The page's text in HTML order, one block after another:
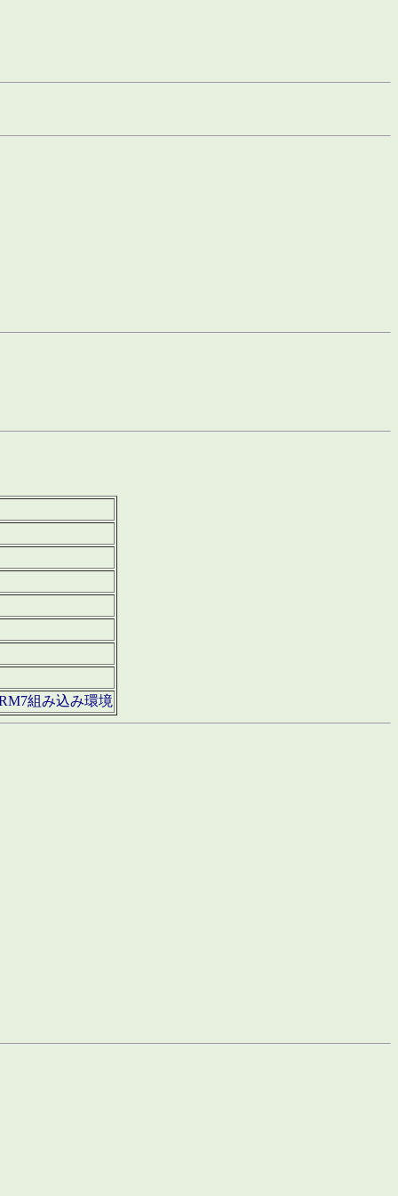
組み込み環境